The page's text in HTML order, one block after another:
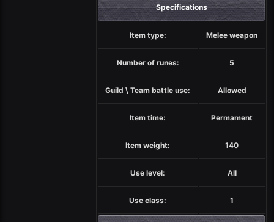
Specifications
Item type: Melee weapon
Number of runes: 5
Guild \ Team battle use: Allowed
Item time: Permament
Item weight: 140
Use level: All
Use class: 1